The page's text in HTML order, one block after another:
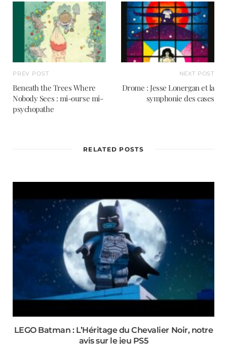
PREV POST
Beneath the Trees Where
Nobody Sees : mi-ourse mi-
psychopathe
NEXT POST
Drome : Jesse Lonergan et la
symphonie des cases
RELATED POSTS
LEGO Batman : L’Héritage du Chevalier Noir, notre
avis sur le jeu PS5